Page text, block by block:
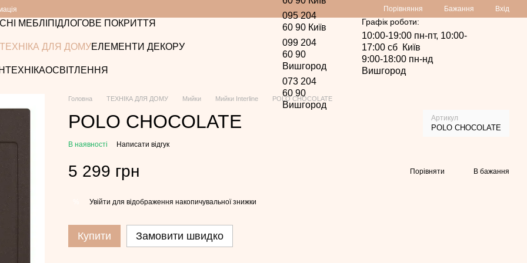
Порівняння Бажання Вхід
МЕБЛІ ПІДЛОГОВЕ ПОКРИТТЯ
ТЕХНІКА ДЛЯ ДОМУЕЛЕМЕНТИ ДЕКОРУ
ОСВІТЛЕННЯ
095 204
60 90 Київ
099 204
60 90
Вишгород
073 204
60 90
Вишгород
Графік роботи:
10:00-19:00 пн-пт, 10:00-
17:00 сб Київ
9:00-18:00 пн-нд
Вишгород
Головна ТЕХНІКА ДЛЯ ДОМУ Мийки Мийки Interline POLO CHOCOLATE
POLO CHOCOLATE Артикул
POLO CHOCOLATE
В наявності Написати відгук
5 299 грн Порівняти В бажання
Увійти для відображення накопичувальної знижки
Купити Замовити швидко